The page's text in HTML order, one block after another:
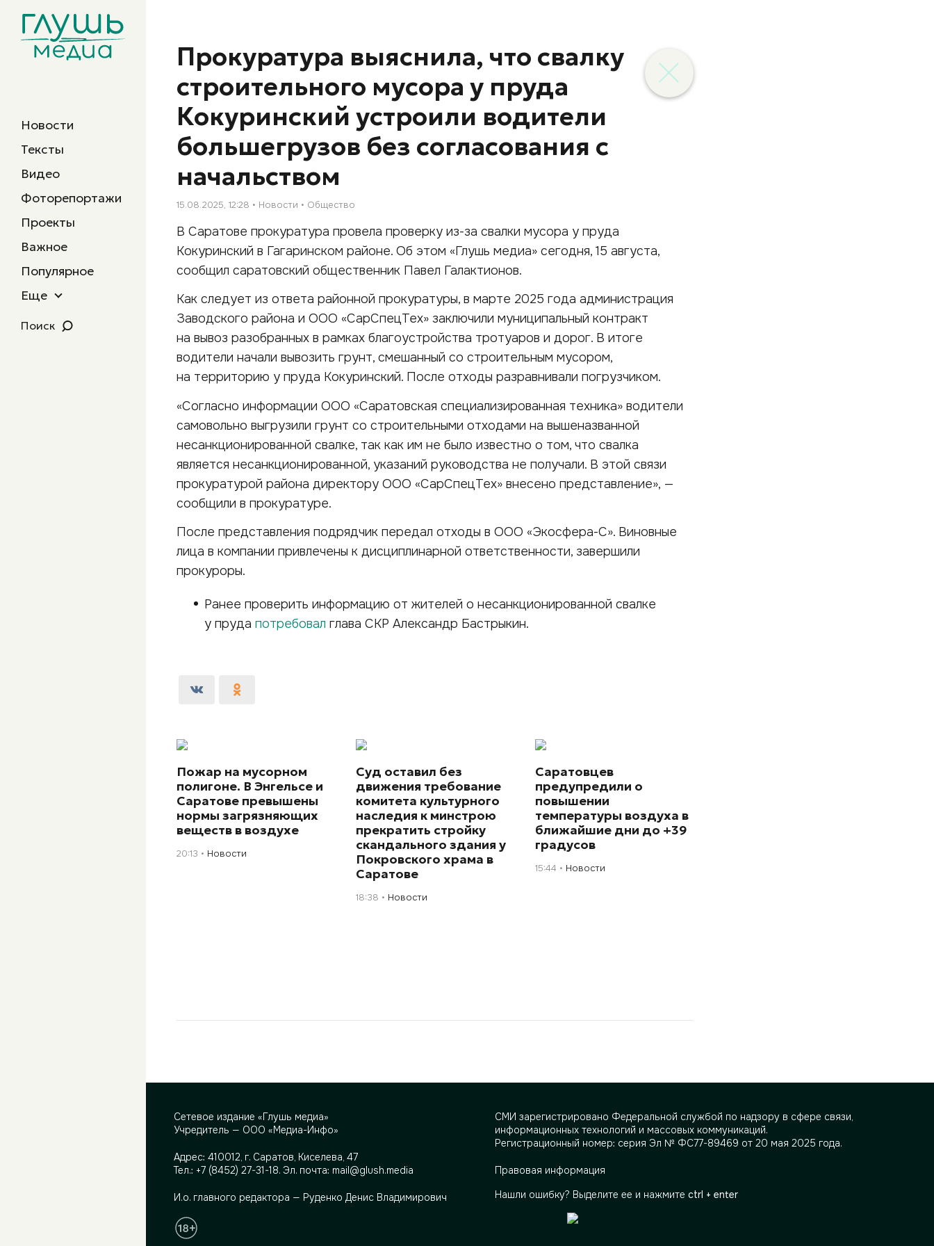
Новости
Тексты
Видео
Фоторепортажи
Проекты
Важное
Популярное
Еще
Поиск
Прокуратура выяснила, что свалку
строительного мусора у пруда
Кокуринский устроили водители
большегрузов без согласования с
начальством
15.08.2025, 12:28 Новости Общество
В Саратове прокуратура провела проверку из-за свалки мусора у пруда
Кокуринский в Гагаринском районе. Об этом «Глушь медиа» сегодня, 15 августа,
сообщил саратовский общественник Павел Галактионов.
Как следует из ответа районной прокуратуры, в марте 2025 года администрация
Заводского района и ООО «СарСпецТех» заключили муниципальный контракт
на вывоз разобранных в рамках благоустройства тротуаров и дорог. В итоге
водители начали вывозить грунт, смешанный со строительным мусором,
на территорию у пруда Кокуринский. После отходы разравнивали погрузчиком.
«Согласно информации ООО «Саратовская специализированная техника» водители
самовольно выгрузили грунт со строительными отходами на вышеназванной
несанкционированной свалке, так как им не было известно о том, что свалка
является несанкционированной, указаний руководства не получали. В этой связи
прокуратурой района директору ООО «СарСпецТех» внесено представление», —
сообщили в прокуратуре.
После представления подрядчик передал отходы в ООО «Экосфера-С». Виновные
лица в компании привлечены к дисциплинарной ответственности, завершили
прокуроры.
Ранее проверить информацию от жителей о несанкционированной свалке
у пруда потребовал глава СКР Александр Бастрыкин.
Пожар на мусорном
полигоне. В Энгельсе и
Саратове превышены
нормы загрязняющих
веществ в воздухе
20:13 Новости
Суд оставил без
движения требование
комитета культурного
наследия к минстрою
прекратить стройку
скандального здания у
Покровского храма в
Саратове
18:38 Новости
Саратовцев
предупредили о
повышении
температуры воздуха в
ближайшие дни до +39
градусов
15:44 Новости
Сетевое издание «Глушь медиа»
Учредитель — ООО «Медиа-Инфо»
Адрес: 410012, г. Саратов, Киселева, 47
Тел.: +7 (8452) 27-31-18. Эл. почта: mail@glush.media
И.о. главного редактора — Руденко Денис Владимирович
СМИ зарегистрировано Федеральной службой по надзору в сфере связи,
информационных технологий и массовых коммуникаций.
Регистрационный номер: серия Эл № ФС77-89469 от 20 мая 2025 года.
Правовая информация
Нашли ошибку? Выделите ее и нажмите ctrl + enter